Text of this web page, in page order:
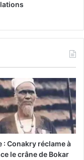
: Conakry réclame à
le crâne de Bokar